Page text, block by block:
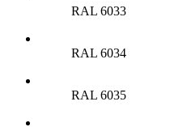
RAL 6033
RAL 6034
RAL 6035